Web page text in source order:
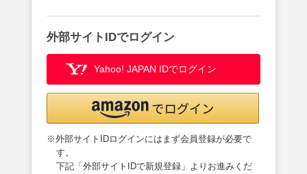
外部サイトIDでログイン
Yahoo! JAPAN IDでログイン
※外部サイトIDログインにはまず会員登録が必要で
す。
下記「外部サイトIDで新規登録」よりお進みくだ